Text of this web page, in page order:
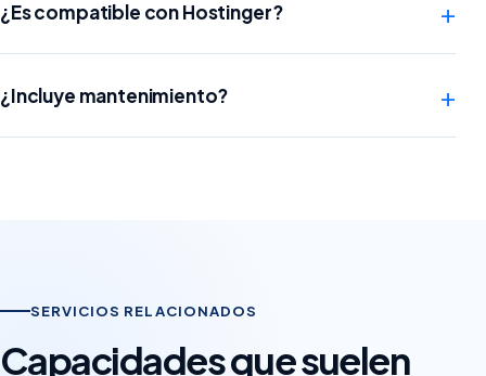
¿Es compatible con Hostinger? +
¿Incluye mantenimiento? +
SERVICIOS RELACIONADOS
Capacidades que suelen